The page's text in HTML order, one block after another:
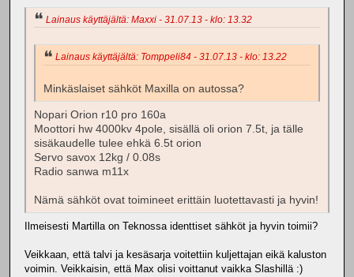
Lainaus käyttäjältä: Maxxi - 31.07.13 - klo: 13.32
Lainaus käyttäjältä: Tomppeli84 - 31.07.13 - klo: 13.22
Minkäslaiset sähköt Maxilla on autossa?
Nopari Orion r10 pro 160a
Moottori hw 4000kv 4pole, sisällä oli orion 7.5t, ja tälle
sisäkaudelle tulee ehkä 6.5t orion
Servo savox 12kg / 0.08s
Radio sanwa m11x
Nämä sähköt ovat toimineet erittäin luotettavasti ja hyvin!
Ilmeisesti Martilla on Teknossa identtiset sähköt ja hyvin toimii?
Veikkaan, että talvi ja kesäsarja voitettiin kuljettajan eikä kaluston
voimin. Veikkaisin, että Max olisi voittanut vaikka Slashillä :)